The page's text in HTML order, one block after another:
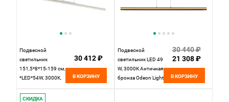
Подвесной
светильник
151,5*8*15-159 см,
*LED*54W, 3000K,
MAN8959, белый
30 412 ₽
В КОРЗИНУ
Подвесной
светильник LED 49
W, 3000К Античная
бронза Odeon Light
30 440 ₽
21 308 ₽
В КОРЗИНУ
СКИДКА